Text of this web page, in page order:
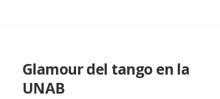
Glamour del tango en la
UNAB